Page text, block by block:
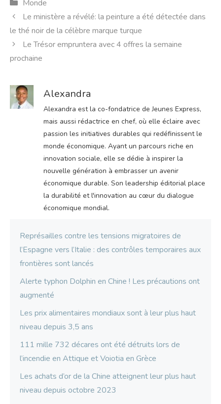
Monde
Le ministère a révélé: la peinture a été détectée dans
le thé noir de la célèbre marque turque
Le Trésor empruntera avec 4 offres la semaine
prochaine
Alexandra
Alexandra est la co-fondatrice de Jeunes Express,
mais aussi rédactrice en chef, où elle éclaire avec
passion les initiatives durables qui redéfinissent le
monde économique. Ayant un parcours riche en
innovation sociale, elle se dédie à inspirer la
nouvelle génération à embrasser un avenir
économique durable. Son leadership éditorial place
la durabilité et l'innovation au cœur du dialogue
économique mondial.
Représailles contre les tensions migratoires de
l’Espagne vers l’Italie : des contrôles temporaires aux
frontières sont lancés
Alerte typhon Dolphin en Chine ! Les précautions ont
augmenté
Les prix alimentaires mondiaux sont à leur plus haut
niveau depuis 3,5 ans
111 mille 732 décares ont été détruits lors de
l’incendie en Attique et Voiotia en Grèce
Les achats d’or de la Chine atteignent leur plus haut
niveau depuis octobre 2023